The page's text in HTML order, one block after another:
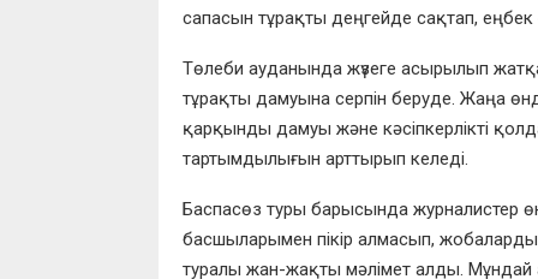
сапасын тұрақты деңгейде сақтап, еңбек
Төлеби ауданында жүзеге асырылып
тұрақты дамуына серпін беруде. Жаңа
қарқынды дамуы және кәсіпкерлікті
тартымдылығын арттырып келеді.
Баспасөз туры барысында журналистер
басшыларымен пікір алмасып,
туралы жан-жақты мәлімет алды. Мұндай